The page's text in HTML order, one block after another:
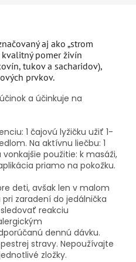
aj ako „strom
kvalitný pomer živín
tukov a sacharidov),
prvkov.
a účinkuje na
1 čajovú lyžičku užiť 1-
Na aktívnu liečbu: 1
použitie: k masáži,
priamo na pokožku.
deti, avšak len v malom
pri zaradení do jedálnička
reakciu
dennú dávku.
stravy. Nepoužívajte
zložky.